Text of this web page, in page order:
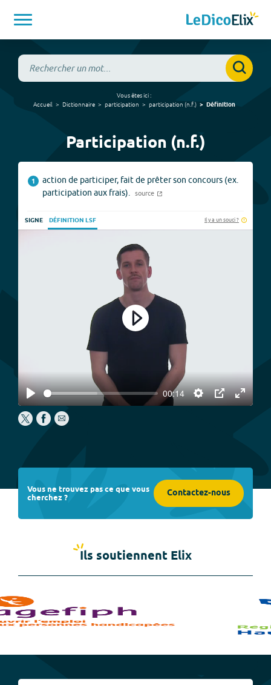
Vous êtes ici :
Accueil
Dictionnaire participation participation (n.f.) Définition
Participation (n.f.)
1
action de participer, fait de prêter son concours (ex.
participation aux frais).
source
SIGNE DÉFINITION LSF Il y a un souci ?
Play
00:14
Settings
PIP
Enter
Play
Vous ne trouvez pas ce que vous
cherchez ? Contactez-nous
Ils soutiennent Elix